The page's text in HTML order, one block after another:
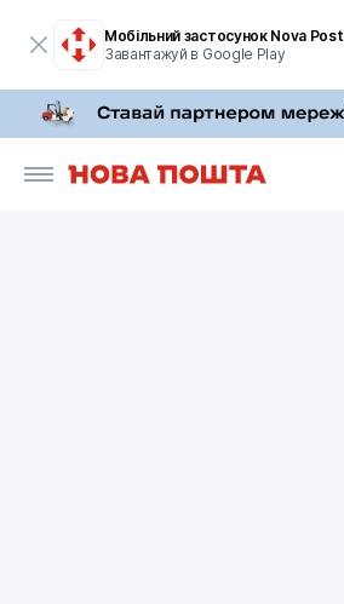
Мобільний застосунок Nova Post
Завантажуй в Google Play